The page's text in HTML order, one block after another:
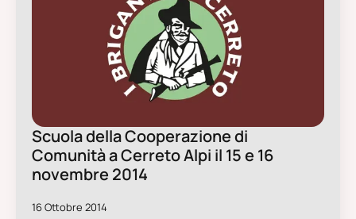
Scuola della Cooperazione di
Comunità a Cerreto Alpi il 15 e 16
novembre 2014
16 Ottobre 2014